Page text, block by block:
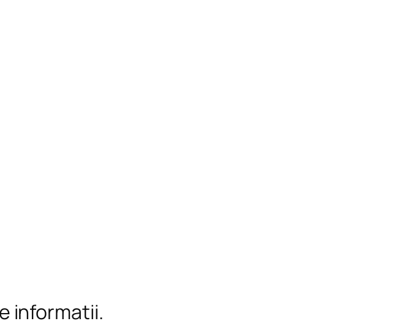
informații.